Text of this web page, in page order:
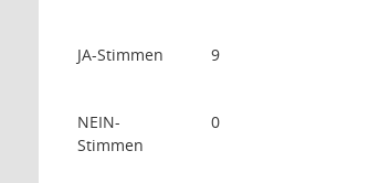
JA-Stimmen 9
NEIN-
Stimmen
0